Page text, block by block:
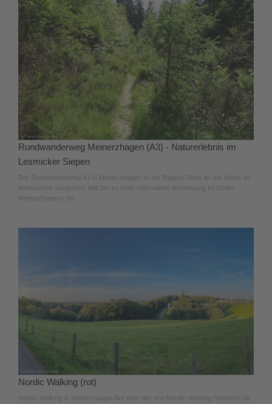
Rundwanderweg Meinerzhagen (A3) - Naturerlebnis im
Lesmicker Siepen
Der Rundwanderweg A3 in Meinerzhagen, in der Region Oben an der Volme im
Märkischen Sauerland, lädt Sie zu einer naturnahen Wanderung im Süden
Meinerzhagens ein.
Nordic Walking (rot)
Nordic Walking in Meinerzhagen Auf einer der drei Nordic-Walking-Strecken die